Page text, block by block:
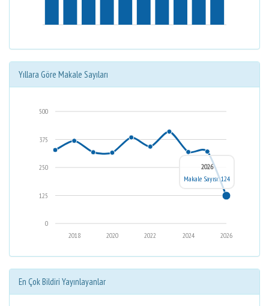
Yıllara Göre Makale Sayıları
0
125
250
375
500
2026
2024
2022
2020
2018
2026
Makale Sayısı: 124
En Çok Bildiri Yayınlayanlar